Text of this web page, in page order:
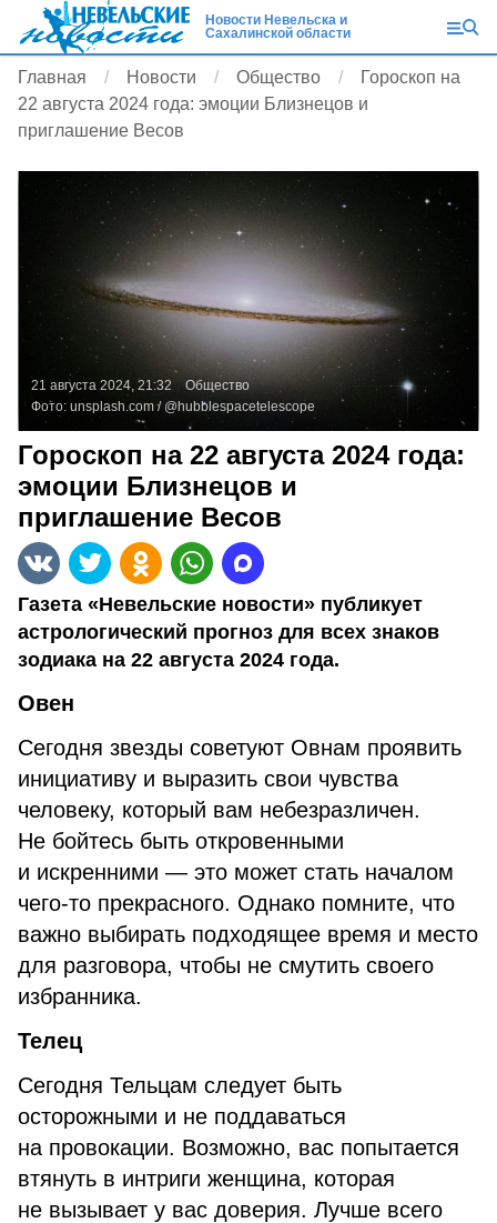
Новости Невельска и
Сахалинской области
Главная Новости Общество
Гороскоп на
22 августа 2024 года: эмоции Близнецов и
приглашение Весов
21 августа 2024, 21:32
Общество
Фото: unsplash.com/ @hubblespacetelescope
Гороскоп на 22 августа 2024 года:
эмоции Близнецов и
приглашение Весов
Газета «Невельские новости» публикует
астрологический прогноз для всех знаков
зодиака на 22 августа 2024 года.
Овен
Сегодня звезды советуют Овнам проявить
инициативу и выразить свои чувства
человеку, который вам небезразличен.
Не бойтесь быть откровенными
и искренними — это может стать началом
чего-то прекрасного. Однако помните, что
важно выбирать подходящее время и место
для разговора, чтобы не смутить своего
избранника.
Телец
Сегодня Тельцам следует быть
осторожными и не поддаваться
на провокации. Возможно, вас попытается
втянуть в интриги женщина, которая
не вызывает у вас доверия. Лучше всего